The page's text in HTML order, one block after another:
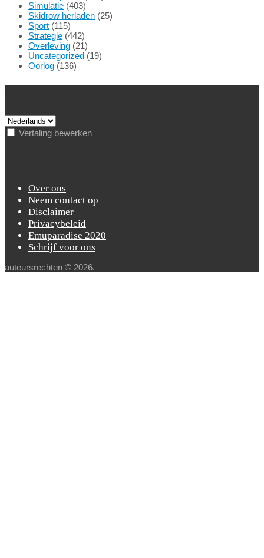
Simulatie (403)
Skidrow herladen (25)
Sport (115)
Strategie (442)
Overleving (21)
Uncategorized (19)
Oorlog (136)
Vertaling bewerken
Over ons
Neem contact op
Disclaimer
Privacybeleid
Emuparadise 2020
Schrijf voor ons
auteursrechten © 2026.